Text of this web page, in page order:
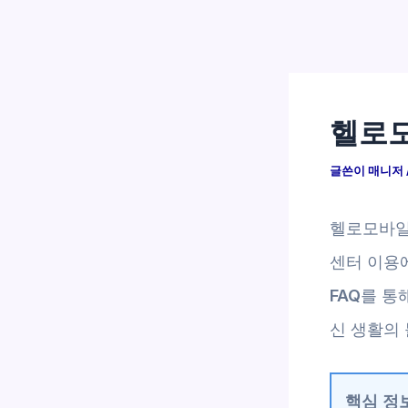
헬로
글쓴이 매니저
헬로모바
센터 이용
FAQ를 통
신 생활의
핵심 정